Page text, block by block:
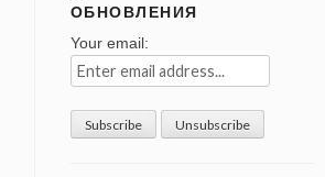
ОБНОВЛЕНИЯ
Your email: